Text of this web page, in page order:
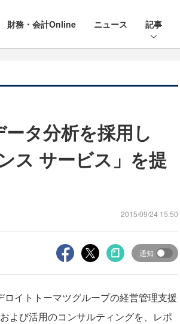
財務・会計Online ニュース 記事
タ分析を採用し
ス サービス」を提
2015/09/24 15:50
通知
イトトーマツグループの経営管理支援
よび活用のコンサルティングを、レポ